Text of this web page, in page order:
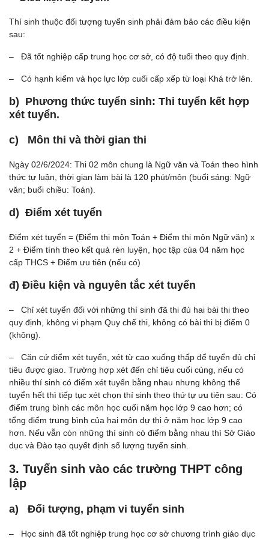
Thí sinh thuộc đối tượng tuyển sinh phải đảm bảo các điều kiện
sau:
– Đã tốt nghiệp cấp trung học cơ sở, có độ tuổi theo quy định.
– Có hạnh kiểm và học lực lớp cuối cấp xếp từ loại Khá trở lên.
b) Phương thức tuyển sinh: Thi tuyển kết hợp
xét tuyển.
c) Môn thi và thời gian thi
Ngày 02/6/2024: Thi 02 môn chung là Ngữ văn và Toán theo hình
thức tự luận, thời gian làm bài là 120 phút/môn (buổi sáng: Ngữ
văn; buổi chiều: Toán).
d) Điểm xét tuyển
Điểm xét tuyển = (Điểm thi môn Toán + Điểm thi môn Ngữ văn) x
2 + Điểm tính theo kết quả rèn luyện, học tập của 04 năm học
cấp THCS + Điểm ưu tiên (nếu có)
đ) Điều kiện và nguyên tắc xét tuyển
– Chỉ xét tuyển đối với những thí sinh đã thi đủ hai bài thi theo
quy định, không vi phạm Quy chế thi, không có bài thi bị điểm 0
(không).
– Căn cứ điểm xét tuyển, xét từ cao xuống thấp để tuyển đủ chỉ
tiêu được giao. Trường hợp xét đến chỉ tiêu cuối cùng, nếu có
nhiều thí sinh có điểm xét tuyển bằng nhau nhưng không thể
tuyển hết thì tiếp tục xét chọn thí sinh theo thứ tự ưu tiên sau: Có
điểm trung bình các môn học cuối năm học lớp 9 cao hơn; có
tổng điểm trung bình của hai môn dự thi ở năm học lớp 9 cao
hơn. Nếu vẫn còn những thí sinh có điểm bằng nhau thì Sở Giáo
dục và Đào tạo quyết định số lượng tuyển sinh.
3. Tuyển sinh vào các trường THPT công
lập
a) Đối tượng, phạm vi tuyển sinh
– Học sinh đã tốt nghiệp trung học cơ sở chương trình giáo dục